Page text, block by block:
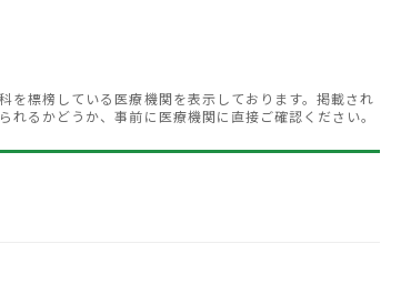
標榜している医療機関を表示しております。掲載され
るかどうか、事前に医療機関に直接ご確認ください。